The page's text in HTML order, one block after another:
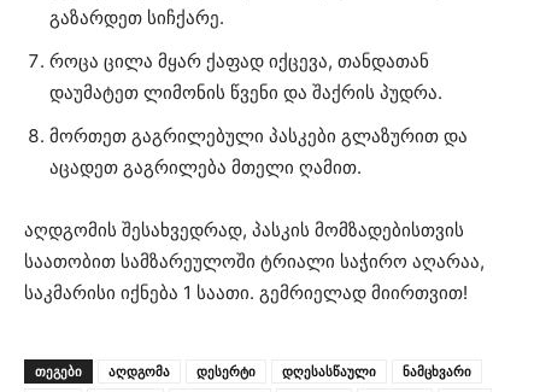
გაზარდეთ სიჩქარე.
როცა ცილა მყარ ქაფად იქცევა, თანდათან
დაუმატეთ ლიმონის წვენი და შაქრის პუდრა.
მორთეთ გაგრილებული პასკები გლაზურით და
აცადეთ გაგრილება მთელი ღამით.
აღდგომის შესახვედრად, პასკის მომზადებისთვის
საათობით სამზარეულოში ტრიალი საჭირო აღარაა,
საკმარისი იქნება 1 საათი. გემრიელად მიირთვით!
ᲗᲔᲒᲔᲑᲘ აღდგომა დესერტი დღესასწაული
ნამცხვარი